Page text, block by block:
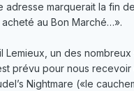
marquerait la fin
au Bon Marché…».
Lemieux, un des
prévu pour nous
Nightmare («le